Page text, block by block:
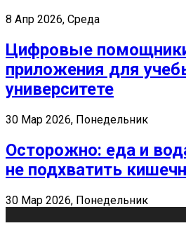
8 Апр 2026, Среда
Цифровые
приложения для
университете
30 Мар 2026, Понедельник
Осторожно: еда и
не подхватить
30 Мар 2026, Понедельник